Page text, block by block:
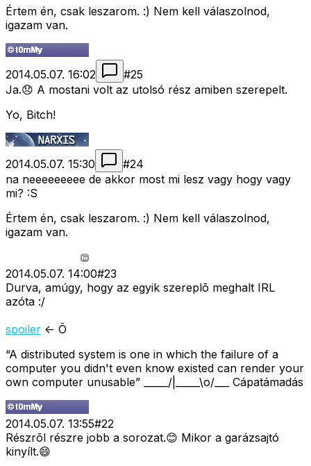
Értem én, csak leszarom. :) Nem kell válaszolnod,
igazam van.
2014.05.07. 16:02 #25
Ja.😞 A mostani volt az utolsó rész amiben szerepelt.
Yo, Bitch!
2014.05.07. 15:30 #24
na neeeeeeeee de akkor most mi lesz vagy hogy vagy
mi? :S
Értem én, csak leszarom. :) Nem kell válaszolnod,
igazam van.
2014.05.07. 14:00#23
Durva, amúgy, hogy az egyik szereplõ meghalt IRL
azóta :/
spoiler <- Õ
“A distributed system is one in which the failure of a
computer you didn't even know existed can render your
own computer unusable” _____/|_____\o/___ Cápatámadás
2014.05.07. 13:55#22
Részrõl részre jobb a sorozat.😊 Mikor a garázsajtó
kinyílt.😄